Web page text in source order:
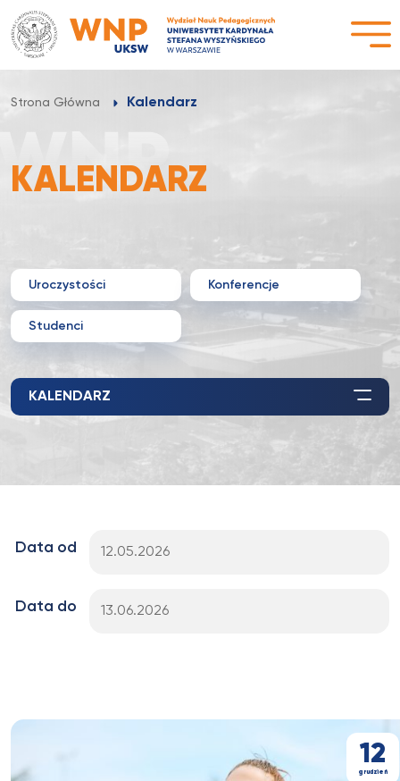
Przejdź
do
treści
Strona Główna Kalendarz
KALENDARZ
Uroczystości Konferencje
Studenci
KALENDARZ
Data od
Data do
12
grudzień